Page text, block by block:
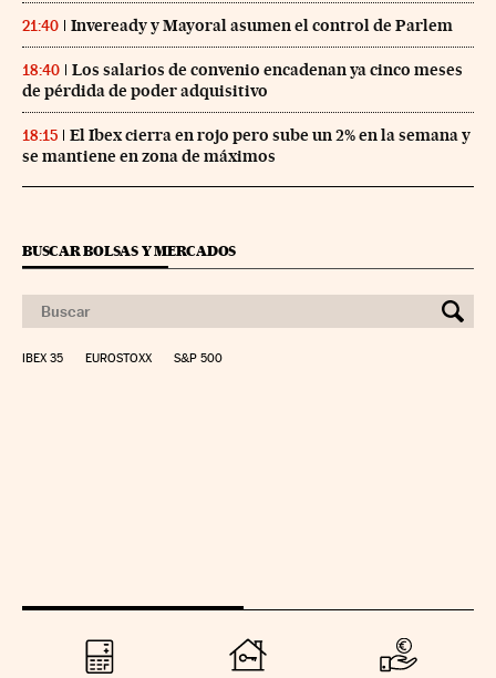
21:40 Inveready y Mayoral asumen el control de Parlem
18:40
Los salarios de convenio encadenan ya cinco meses
de pérdida de poder adquisitivo
18:15
El Ibex cierra en rojo pero sube un 2% en la semana y
se mantiene en zona de máximos
BUSCAR BOLSAS Y MERCADOS
IBEX 35 EUROSTOXX S&P 500